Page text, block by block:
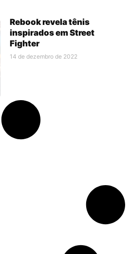
Rebook revela tênis
inspirados em Street
Fighter
14 de dezembro de 2022